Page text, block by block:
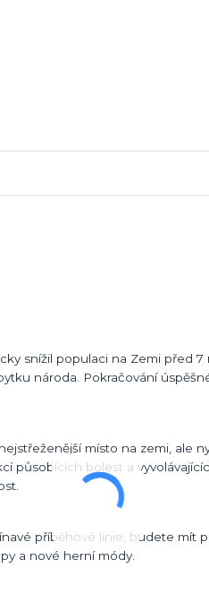
snížil populaci na Zemi před 7
národa. Pokračování
místo na zemi, ale
působících bolest a
příběhové linie, budete mít
a nové herní módy.